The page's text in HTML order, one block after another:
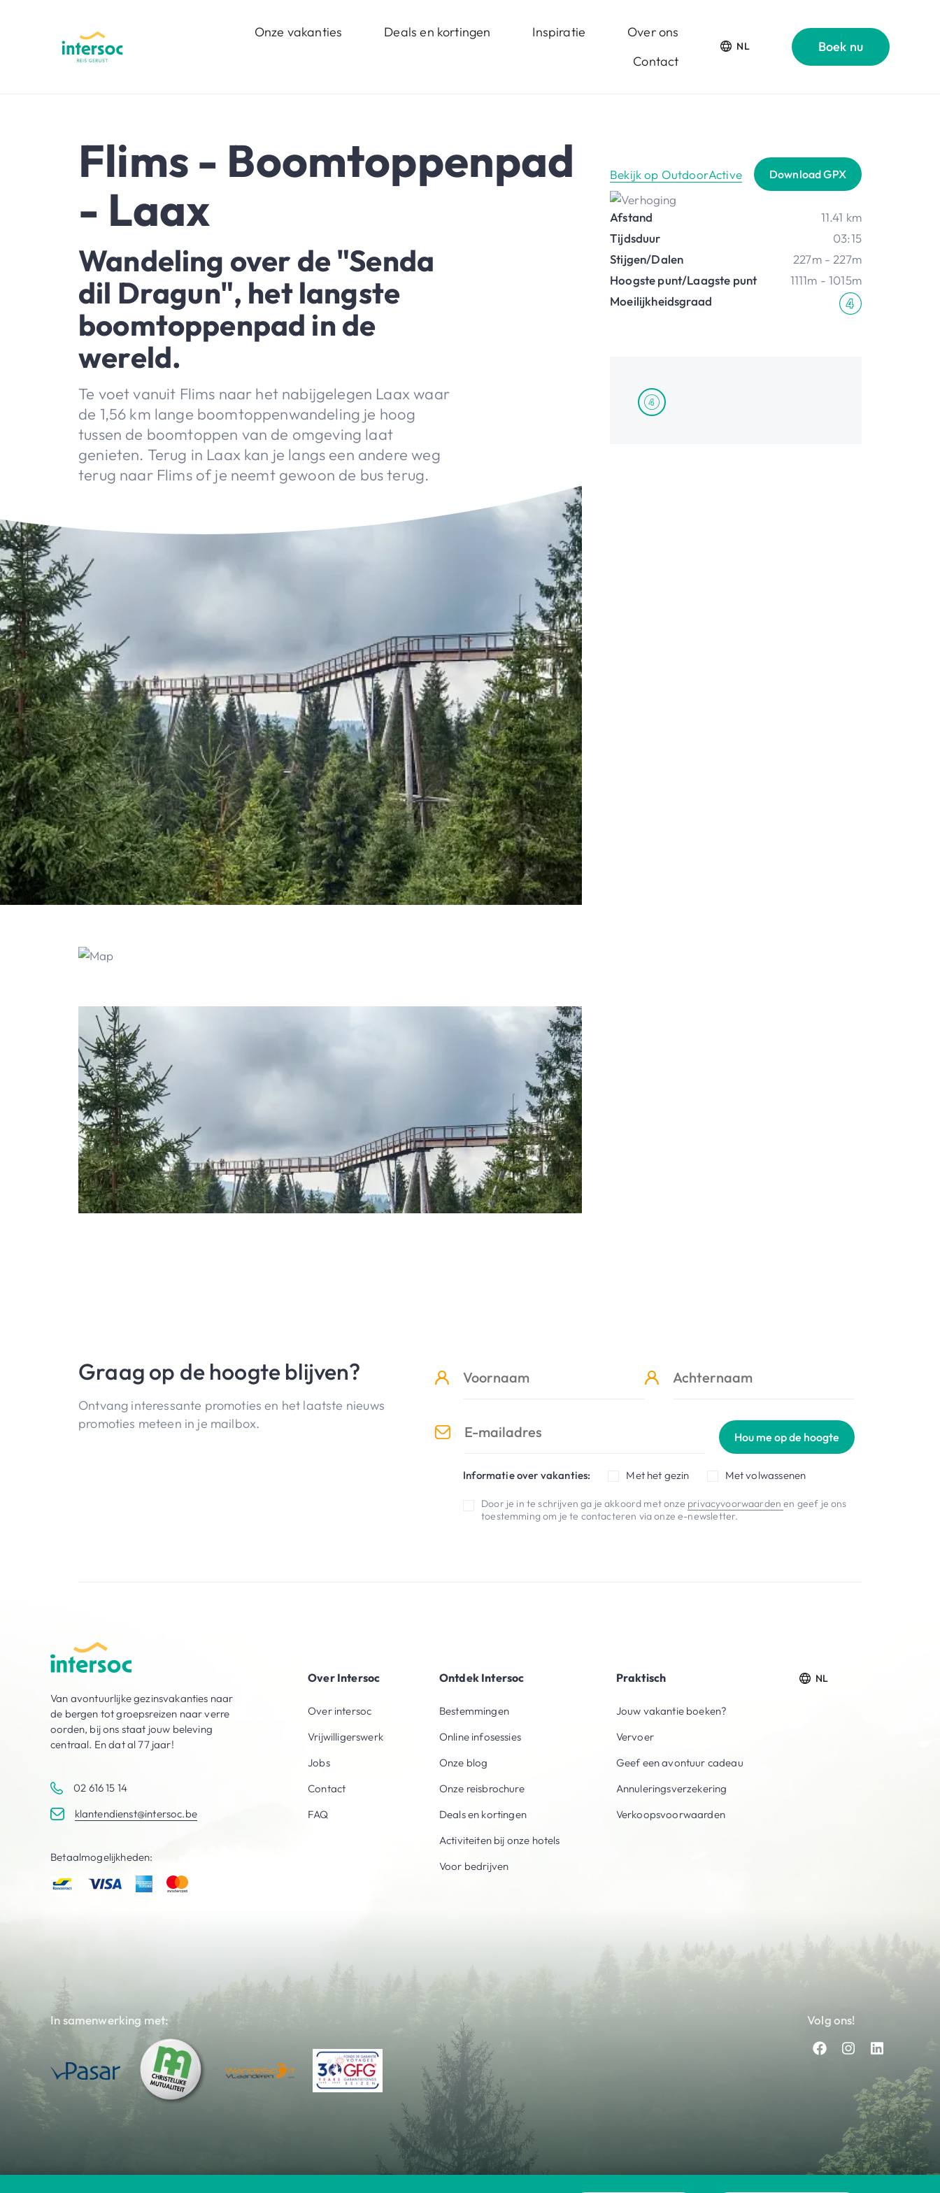
Onze vakanties Deals en kortingen Inspiratie
Over ons
Contact
NL Boek nu
Flims - Boomtoppenpad
- Laax
Wandeling over de "Senda
dil Dragun", het langste
boomtoppenpad in de
wereld.
Te voet vanuit Flims naar het nabijgelegen Laax waar
de 1,56 km lange boomtoppenwandeling je hoog
tussen de boomtoppen van de omgeving laat
genieten. Terug in Laax kan je langs een andere weg
terug naar Flims of je neemt gewoon de bus terug.
Bekijk op OutdoorActive Download GPX
Afstand
11.41 km
Tijdsduur
03:15
Stijgen/Dalen
227m - 227m
Hoogste punt/Laagste punt
1111m - 1015m
Moeilijkheidsgraad
Graag op de hoogte blijven?
Ontvang interessante promoties en het laatste nieuws
promoties meteen in je mailbox.
Hou me op de hoogte
Informatie over vakanties: Met het gezin Met volwassenen
Door je in te schrijven ga je akkoord met onze privacyvoorwaardenen geef je ons
toestemming om je te contacteren via onze e-newsletter.
Van avontuurlijke gezinsvakanties naar
de bergen tot groepsreizen naar verre
oorden, bij ons staat jouw beleving
centraal. En dat al 77 jaar!
02 616 15 14
klantendienst@intersoc.be
Betaalmogelijkheden:
Over Intersoc
Over intersoc
Vrijwilligerswerk
Jobs
Contact
FAQ
Ontdek Intersoc
Bestemmingen
Online infosessies
Onze blog
Onze reisbrochure
Deals en kortingen
Activiteiten bij onze hotels
Voor bedrijven
Praktisch
Jouw vakantie boeken?
Vervoer
Geef een avontuur cadeau
Annuleringsverzekering
Verkoopsvoorwaarden
NL
In samenwerking met: Volg ons!